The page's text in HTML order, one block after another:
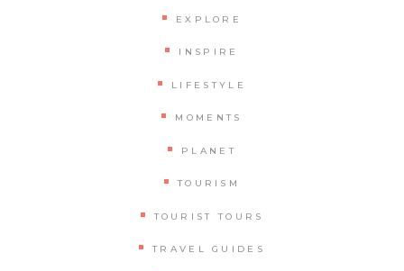
EXPLORE
INSPIRE
LIFESTYLE
MOMENTS
PLANET
TOURISM
TOURIST TOURS
TRAVEL GUIDES